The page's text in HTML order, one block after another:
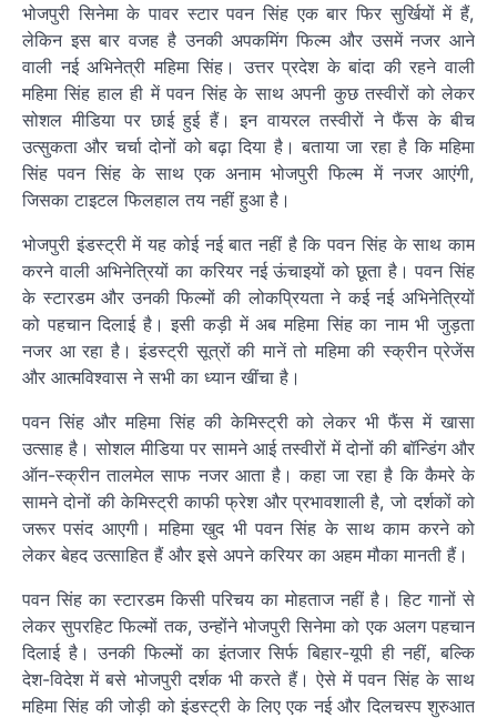
भोजपुरी सिनेमा के पावर स्टार पवन सिंह एक बार फिर सुर्खियों में हैं,
लेकिन इस बार वजह है उनकी अपकमिंग फिल्म और उसमें नजर आने
वाली नई अभिनेत्री महिमा सिंह। उत्तर प्रदेश के बांदा की रहने वाली
महिमा सिंह हाल ही में पवन सिंह के साथ अपनी कुछ तस्वीरों को लेकर
सोशल मीडिया पर छाई हुई हैं। इन वायरल तस्वीरों ने फैंस के बीच
उत्सुकता और चर्चा दोनों को बढ़ा दिया है। बताया जा रहा है कि महिमा
सिंह पवन सिंह के साथ एक अनाम भोजपुरी फिल्म में नजर आएंगी,
जिसका टाइटल फिलहाल तय नहीं हुआ है।
भोजपुरी इंडस्ट्री में यह कोई नई बात नहीं है कि पवन सिंह के साथ काम
करने वाली अभिनेत्रियों का करियर नई ऊंचाइयों को छूता है। पवन सिंह
के स्टारडम और उनकी फिल्मों की लोकप्रियता ने कई नई अभिनेत्रियों
को पहचान दिलाई है। इसी कड़ी में अब महिमा सिंह का नाम भी जुड़ता
नजर आ रहा है। इंडस्ट्री सूत्रों की मानें तो महिमा की स्क्रीन प्रेजेंस
और आत्मविश्वास ने सभी का ध्यान खींचा है।
पवन सिंह और महिमा सिंह की केमिस्ट्री को लेकर भी फैंस में खासा
उत्साह है। सोशल मीडिया पर सामने आई तस्वीरों में दोनों की बॉन्डिंग और
ऑन-स्क्रीन तालमेल साफ नजर आता है। कहा जा रहा है कि कैमरे के
सामने दोनों की केमिस्ट्री काफी फ्रेश और प्रभावशाली है, जो दर्शकों को
जरूर पसंद आएगी। महिमा खुद भी पवन सिंह के साथ काम करने को
लेकर बेहद उत्साहित हैं और इसे अपने करियर का अहम मौका मानती हैं।
पवन सिंह का स्टारडम किसी परिचय का मोहताज नहीं है। हिट गानों से
लेकर सुपरहिट फिल्मों तक, उन्होंने भोजपुरी सिनेमा को एक अलग पहचान
दिलाई है। उनकी फिल्मों का इंतजार सिर्फ बिहार-यूपी ही नहीं, बल्कि
देश-विदेश में बसे भोजपुरी दर्शक भी करते हैं। ऐसे में पवन सिंह के साथ
महिमा सिंह की जोड़ी को इंडस्ट्री के लिए एक नई और दिलचस्प शुरुआत